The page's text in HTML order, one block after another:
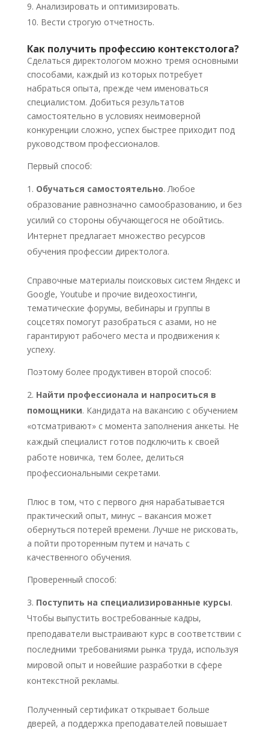
Анализировать и оптимизировать.
Вести строгую отчетность.
Как получить профессию контекстолога?
Сделаться директологом можно тремя основными
способами, каждый из которых потребует
набраться опыта, прежде чем именоваться
специалистом. Добиться результатов
самостоятельно в условиях неимоверной
конкуренции сложно, успех быстрее приходит под
руководством профессионалов.
Первый способ:
Обучаться самостоятельно. Любое
образование равнозначно самообразованию, и без
усилий со стороны обучающегося не обойтись.
Интернет предлагает множество ресурсов
обучения профессии директолога.
Справочные материалы поисковых систем Яндекс и
Google, Youtube и прочие видеохостинги,
тематические форумы, вебинары и группы в
соцсетях помогут разобраться с азами, но не
гарантируют рабочего места и продвижения к
успеху.
Поэтому более продуктивен второй способ:
Найти профессионала и напроситься в
помощники. Кандидата на вакансию с обучением
«отсматривают» с момента заполнения анкеты. Не
каждый специалист готов подключить к своей
работе новичка, тем более, делиться
профессиональными секретами.
Плюс в том, что с первого дня нарабатывается
практический опыт, минус – вакансия может
обернуться потерей времени. Лучше не рисковать,
а пойти проторенным путем и начать с
качественного обучения.
Проверенный способ:
Поступить на специализированные курсы.
Чтобы выпустить востребованные кадры,
преподаватели выстраивают курс в соответствии с
последними требованиями рынка труда, используя
мировой опыт и новейшие разработки в сфере
контекстной рекламы.
Полученный сертификат открывает больше
дверей, а поддержка преподавателей повышает